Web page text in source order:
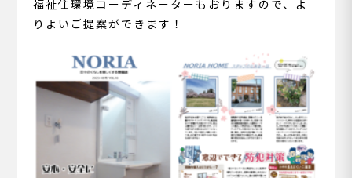
福祉住環境コーディネーターもおりますので、よ
りよいご提案ができます！